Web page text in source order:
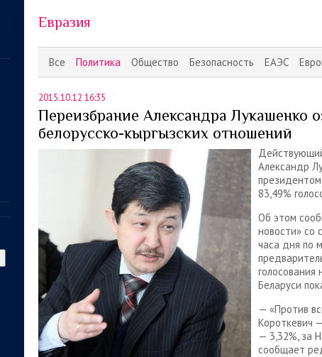
Все Политика Общество Безопасность ЕАЭС
Евразия
2015.10.12 16:35
Переизбрание Александра Лукашенко
белорусско-кыргызских отношений
Александр
83,49%
Об этом
новости» со
часа дня по
Беларуси
— «Против
Короткевич
— 3,32%, за
сообщает